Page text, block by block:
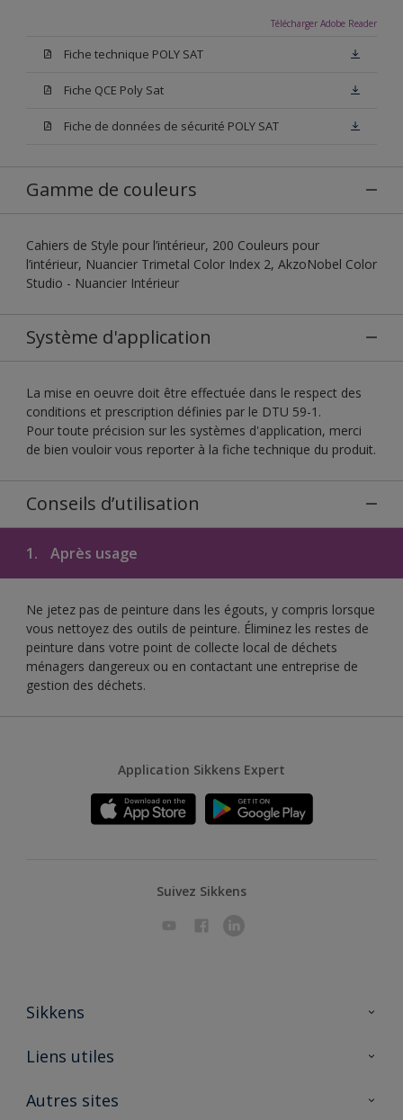
Télécharger Adobe Reader
Fiche technique POLY SAT
Fiche QCE Poly Sat
Fiche de données de sécurité POLY SAT
Gamme de couleurs
Cahiers de Style pour l’intérieur, 200 Couleurs pour
l’intérieur, Nuancier Trimetal Color Index 2, AkzoNobel Color
Studio - Nuancier Intérieur
Système d'application
La mise en oeuvre doit être effectuée dans le respect des
conditions et prescription définies par le DTU 59-1.
Pour toute précision sur les systèmes d'application, merci
de bien vouloir vous reporter à la fiche technique du produit.
Conseils d’utilisation
1. Après usage
Ne jetez pas de peinture dans les égouts, y compris lorsque
vous nettoyez des outils de peinture. Éliminez les restes de
peinture dans votre point de collecte local de déchets
ménagers dangereux ou en contactant une entreprise de
gestion des déchets.
Application Sikkens Expert
Suivez Sikkens
Sikkens
A propos de Sikkens
Liens utiles
Ouvrir un magasin PASS
Autres sites